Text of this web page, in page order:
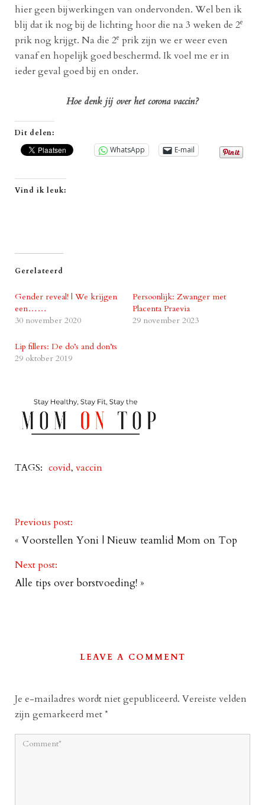
hier geen bijwerkingen van ondervonden. Wel ben ik
blij dat ik nog bij de lichting hoor die na 3 weken de 2e
prik nog krijgt. Na die 2e prik zijn we er weer even
vanaf en hopelijk goed beschermd. Ik voel me er in
ieder geval goed bij en onder.
Hoe denk jij over het corona vaccin?
Dit delen:
WhatsApp E-mail
Vind ik leuk:
Gerelateerd
Gender reveal! | We krijgen
een……
30 november 2020
Persoonlijk: Zwanger met
Placenta Praevia
29 november 2023
Lip fillers: De do’s and don’ts
29 oktober 2019
TAGS: covid, vaccin
Previous post:
« Voorstellen Yoni | Nieuw teamlid Mom on Top
Next post:
Alle tips over borstvoeding! »
LEAVE A COMMENT
Je e-mailadres wordt niet gepubliceerd. Vereiste velden
zijn gemarkeerd met*